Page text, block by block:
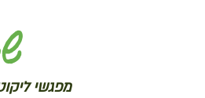
מפגשי ליקו